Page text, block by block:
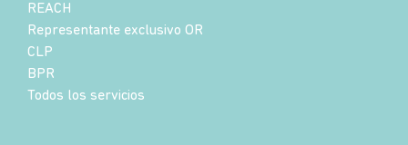
REACH
Representante exclusivo OR
CLP
BPR
Todos los servicios